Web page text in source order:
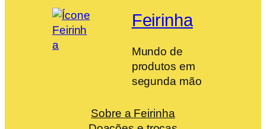
Feirinha
Mundo de
produtos em
segunda mão
Sobre a Feirinha